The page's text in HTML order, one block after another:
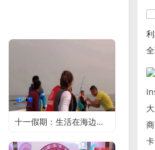
十一假期：生活在海边的正确打开方式